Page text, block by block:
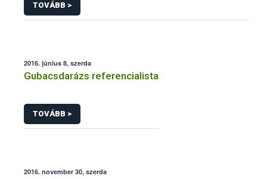
TOVÁBB >
2016. június 8, szerda
Gubacsdarázs referencialista
TOVÁBB >
2016. november 30, szerda